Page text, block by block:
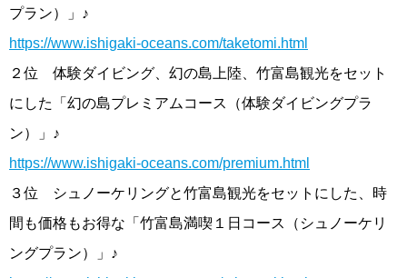
プラン）」♪
https://www.ishigaki-oceans.com/taketomi.html
２位 体験ダイビング、幻の島上陸、竹富島観光をセット
にした「幻の島プレミアムコース（体験ダイビングプラ
ン）」♪
https://www.ishigaki-oceans.com/premium.html
３位 シュノーケリングと竹富島観光をセットにした、時
間も価格もお得な「竹富島満喫１日コース（シュノーケリ
ングプラン）」♪